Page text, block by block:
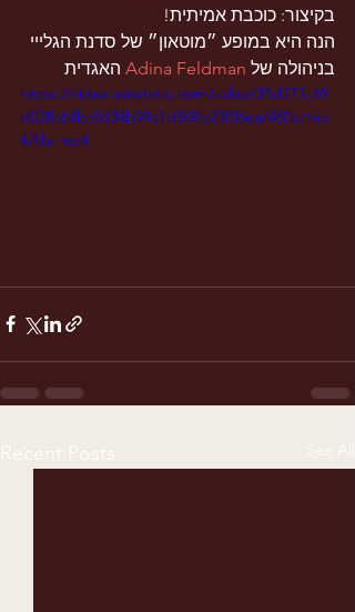
בקיצור: כוכבת אמיתית!
הנה היא במופע ״מוטאון״ של סדנת הגלייי
בניהולה של Adina Feldman האגדית
https://video.wixstatic.com/video/31d773_69
d028c64ba5434b94a1d569b23f38ea/480p/mp
4/file.mp4
Recent Posts See All